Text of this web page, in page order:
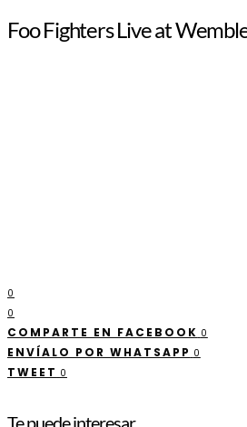
Foo Fighters Live at
0
0
COMPARTE EN FACEBOOK 0
ENVÍALO POR WHATSAPP 0
TWEET 0
Te puede interesar